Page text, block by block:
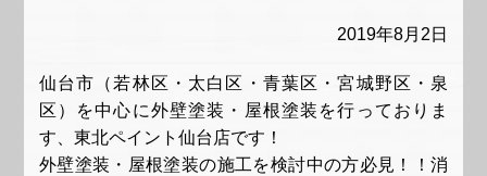
2019年8月2日
仙台市（若林区・太白区・青葉区・宮城野区・泉
区）を中心に外壁塗装・屋根塗装を行っておりま
す、東北ペイント仙台店です！
外壁塗装・屋根塗装の施工を検討中の方必見！！消